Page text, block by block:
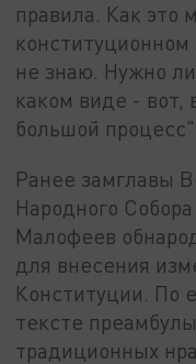
правила. Как это
конституционном
не знаю. Нужно
каком виде - вот,
большой
Ранее замглавы
Народного
Малофеев
для внесения
Конституции. По
тексте
традиционных